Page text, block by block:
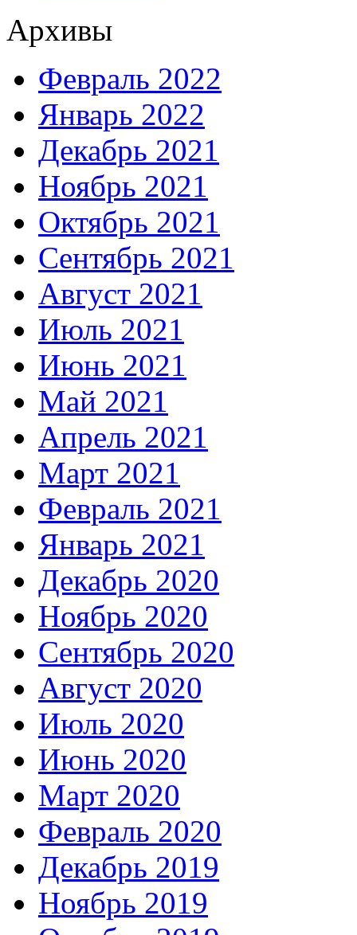
Архивы
Февраль 2022
Январь 2022
Декабрь 2021
Ноябрь 2021
Октябрь 2021
Сентябрь 2021
Август 2021
Июль 2021
Июнь 2021
Май 2021
Апрель 2021
Март 2021
Февраль 2021
Январь 2021
Декабрь 2020
Ноябрь 2020
Сентябрь 2020
Август 2020
Июль 2020
Июнь 2020
Март 2020
Февраль 2020
Декабрь 2019
Ноябрь 2019